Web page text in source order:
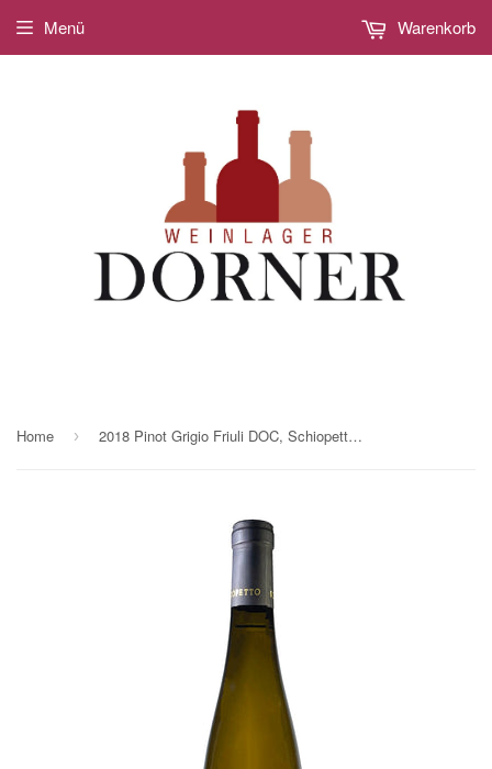
Menü Warenkorb
Home › 2018 Pinot Grigio Friuli DOC, Schiopetto, 0,75 ltr.